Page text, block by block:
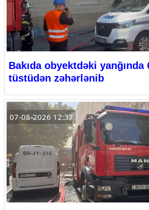
Bakıda obyektdəki yanğında
tüstüdən zəhərlənib
07-08-2026 12:37